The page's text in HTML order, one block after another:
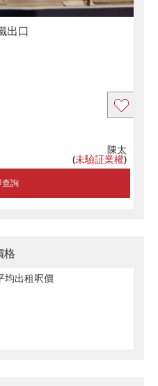
出口
查詢
陳太
(未驗証業權)
格
均出租呎價